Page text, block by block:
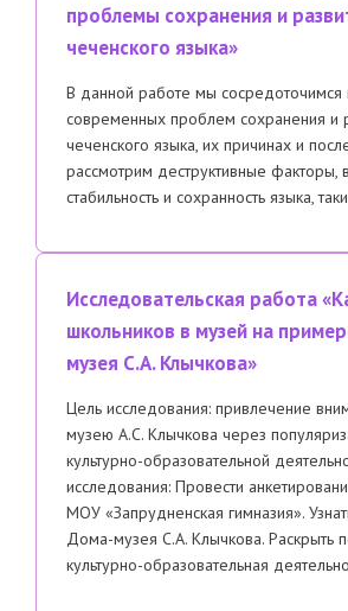
проблемы сохранения и
чеченского языка»
В данной работе мы сосредоточимся
современных проблем сохранения и
чеченского языка, их причинах и
рассмотрим деструктивные факторы,
стабильность и сохранность языка,
Исследовательская работа
школьников в музей на
музея С.А. Клычкова»
Цель исследования: привлечение
музею А.С. Клычкова через
культурно-образовательной
исследования: Провести
МОУ «Запрудненская гимназия».
Дома-музея С.А. Клычкова. Раскрыть
культурно-образовательная